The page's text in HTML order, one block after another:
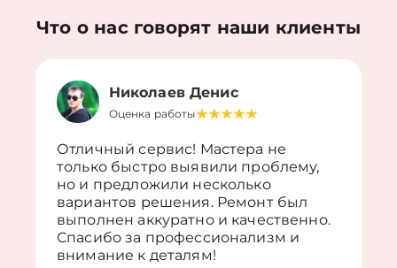
Что о нас говорят наши клиенты
Николаев Денис
Оценка работы
Отличный сервис! Мастера не
только быстро выявили проблему,
но и предложили несколько
вариантов решения. Ремонт был
выполнен аккуратно и качественно.
Спасибо за профессионализм и
внимание к деталям!